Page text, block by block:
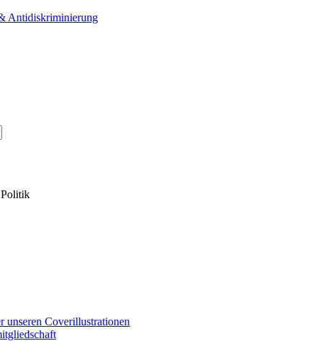
Antidiskriminierung
unseren Coverillustrationen